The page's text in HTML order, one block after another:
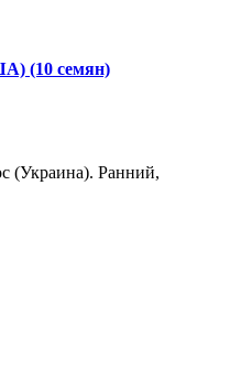
(10 семян)
(Украина). Ранний,